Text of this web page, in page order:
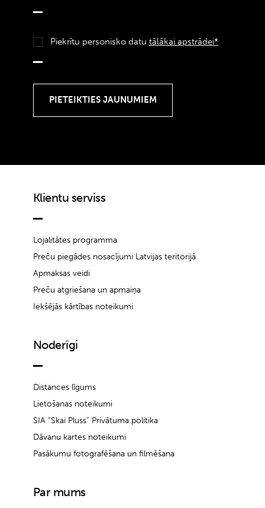
Piekrītu personisko datu tālākai apstrādei*
Klientu serviss
Lojalitātes programma
Preču piegādes nosacījumi Latvijas teritorijā
Apmaksas veidi
Preču atgriešana un apmaiņa
Iekšējās kārtības noteikumi
Noderīgi
Distances līgums
Lietošanas noteikumi
SIA “Skai Pluss” Privātuma politika
Dāvanu kartes noteikumi
Pasākumu fotografēšana un filmēšana
Par mums